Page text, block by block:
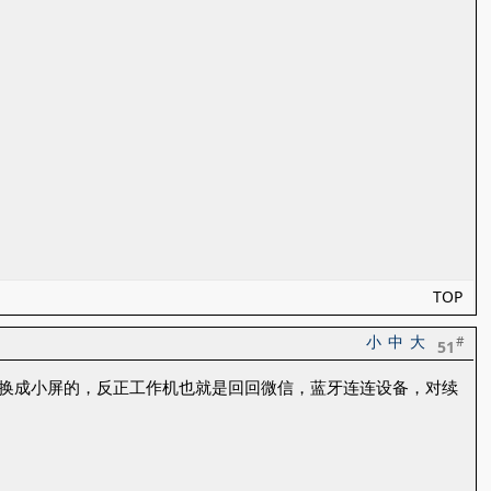
TOP
51 #
大
中
小
小屏的，反正工作机也就是回回微信，蓝牙连连设备，对续